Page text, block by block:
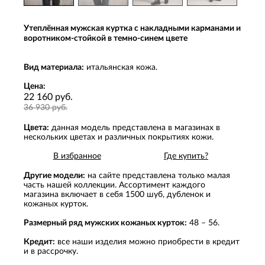
Утеплённая мужская куртка с накладными карманами и
воротником-стойкой в темно-синем цвете
Вид материала: итальянская кожа.
Цена:
22 160 руб.
36 930 руб.
Цвета: данная модель представлена в магазинах в
нескольких цветах и различных покрытиях кожи.
В избранное Где купить?
Другие модели: на сайте представлена только малая
часть нашей коллекции. Ассортимент каждого
магазина включает в себя 1500 шуб, дубленок и
кожаных курток.
Размерный ряд мужских кожаных курток: 48 – 56.
Кредит: все наши изделия можно приобрести в кредит
и в рассрочку.